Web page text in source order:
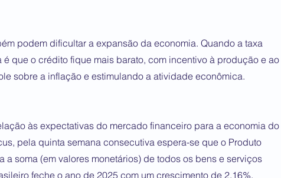
podem dificultar a expansão da economia. Quando a taxa
que o crédito fique mais barato, com incentivo à produção e ao
sobre a inflação e estimulando a atividade econômica.
às expectativas do mercado financeiro para a economia do
pela quinta semana consecutiva espera-se que o Produto
a soma (em valores monetários) de todos os bens e serviços
feche o ano de 2025 com um crescimento de 2,16%.